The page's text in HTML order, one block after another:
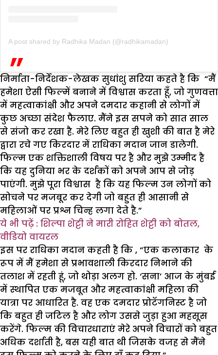
A post shared by Radhika Madan (@radhikamadan)
निर्माता-निर्देशक-लेखक सुधांशु सरिया कहते है कि “मैं
हमेशा ऐसी फिल्में बनाने में विश्वास करता हूँ, जो गुणवत्ता
में महत्वाकांक्षी और अपने दमदार कहानी से लोगों में
कुछ अच्छा संदेश फैलाए. मैंने इस सपने को सात साल
से संजो कर रखा है. मेरे लिए बहुत ही खुशी की बात है मेरे
द्वारा रचे गए किरदार में राधिका मदान जान डालेगी.
फिल्म एक शक्तिशाली विषय पर है और मुझे उम्मीद है
कि यह दुनिया भर के दर्शकों को अपने आप से जोड़
पाएंगी. मुझे पूरा विश्वास है कि यह फिल्म उन लोगों को
सोचने पर मजबूर कर देगी जो बहुत ही आसानी से
महिलाओं पर प्रश्न चिन्ह लगा देते है.”
ये भी पढ़ें : शिल्पा शेट्टी ने मारी रोहित शेट्टी को बोतल,
वीडियो वायरल
इस पर राधिका मदान कहती है कि , “एक कलाकार के
रूप में मैं हमेशा से प्रभावशाली किरदार निभाने की
तलाश में रहती हूं, जो थोड़ा अलग हो. ‘सना’ आज के मुंबई
में स्थापित एक मजबूत और महत्वाकांक्षी महिला की
यात्रा पर आधारित है. वह एक दमदार प्रोटॅगनिस्ट है जो
कि बहुत ही जटिल है और लोग उससे जुड़ा हुआ महसूस
करेंगे. फिल्म की विचारधाराएं मेरे अपने विचारों को बहुत
अधिक दर्शाती है, बस यही बात थी जिसके वजह से मैंने